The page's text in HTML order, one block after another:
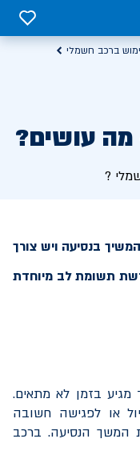
0
ברכב חשמלי
עושים?
?
בנסיעה ויש צורך
תשומת לב מיוחדת
מגיע בזמן לא מתאים.
או לפגישה חשובה
המשך הנסיעה. ברכב